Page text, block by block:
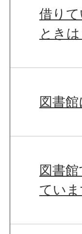
借り
ときは
図書
図書
てい